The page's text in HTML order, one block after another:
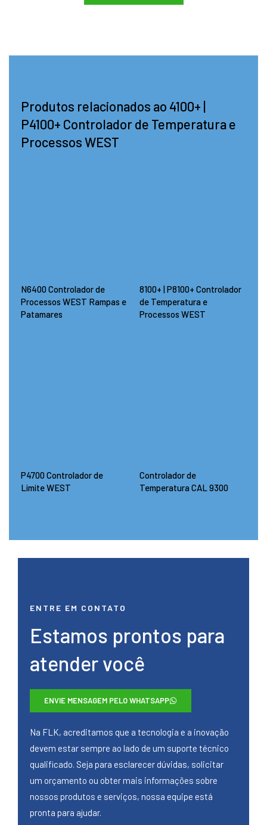
Produtos relacionados ao 4100+ |
P4100+ Controlador de Temperatura e
Processos WEST
N6400 Controlador de
Processos WEST Rampas e
Patamares
8100+ | P8100+ Controlador
de Temperatura e
Processos WEST
P4700 Controlador de
Limite WEST
Controlador de
Temperatura CAL 9300
ENTRE EM CONTATO
Estamos prontos para
atender você
ENVIE MENSAGEM PELO WHATSAPP
Na FLK, acreditamos que a tecnologia e a inovação
devem estar sempre ao lado de um suporte técnico
qualificado. Seja para esclarecer dúvidas, solicitar
um orçamento ou obter mais informações sobre
nossos produtos e serviços, nossa equipe está
pronta para ajudar.